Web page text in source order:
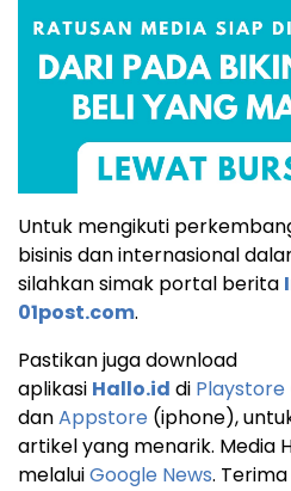
Untuk mengikuti
bisinis dan internasional
silahkan simak portal berita
01post.com.
Pastikan juga download
aplikasi Hallo.id di Playstore
danAppstore (iphone),
artikel yang menarik. Media
melaluiGoogle News. Terima